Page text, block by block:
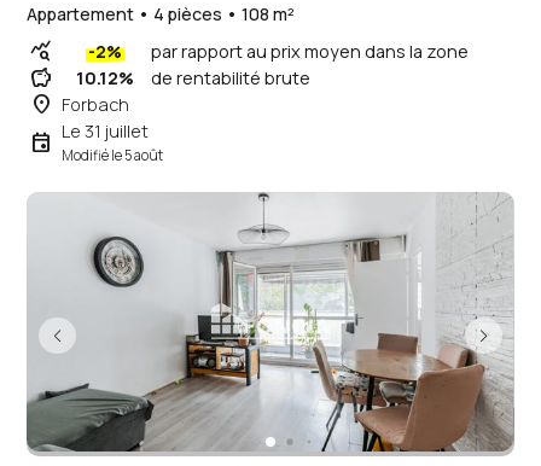
Appartement • 4 pièces • 108 m²
query_stats -2% par rapport au prix moyen dans la zone
savings 10.12% de rentabilité brute
place Forbach
event Le 31 juillet
Modifié le 5 août